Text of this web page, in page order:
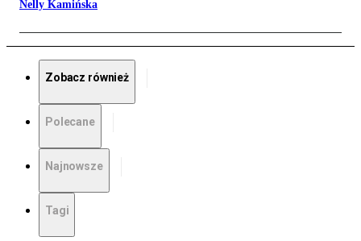
Nelly Kamińska
Zobacz również
Polecane
Najnowsze
Tagi